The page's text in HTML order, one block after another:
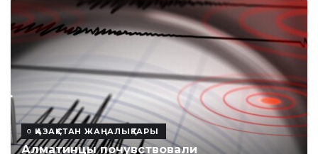
ҚАЗАҚСТАН ЖАҢАЛЫҚТАРЫ
Алматинцы почувствовали